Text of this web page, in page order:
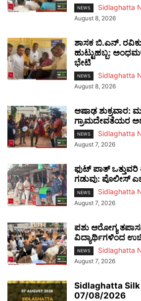
NEWS Sidlaghatta
August 8, 2026
ಶಾಸಕ ಬಿ.ಎನ್.
ಹುಟ್ಟುಹಬ್ಬ:
ಭೇಟಿ
NEWS Sidlaghatta
August 8, 2026
ಆಷಾಢ ಶುಕ್ರವಾರ:
ಗ್ರಾಮದೇವತೆಯರ
NEWS Sidlaghatta
August 7, 2026
ಫುಟ್‌ ಪಾತ್
ಗಡುವು: ಪೊಲೀಸ್
NEWS Sidlaghatta
August 7, 2026
ಪಶು ಆರೋಗ್ಯ
ವಿದ್ಯಾರ್ಥಿಗಳಿಂದ
NEWS Sidlaghatta
August 7, 2026
Sidlaghatta
07/08/2026